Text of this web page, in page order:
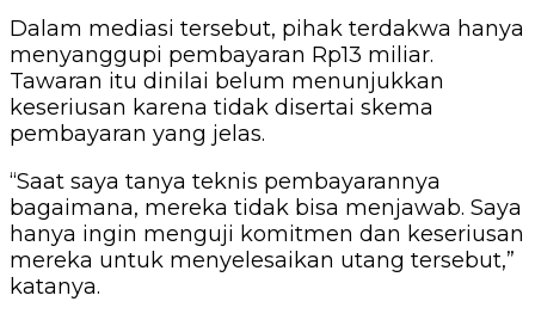
Dalam mediasi tersebut, pihak terdakwa hanya
menyanggupi pembayaran Rp13 miliar.
Tawaran itu dinilai belum menunjukkan
keseriusan karena tidak disertai skema
pembayaran yang jelas.
“Saat saya tanya teknis pembayarannya
bagaimana, mereka tidak bisa menjawab. Saya
hanya ingin menguji komitmen dan keseriusan
mereka untuk menyelesaikan utang tersebut,”
katanya.